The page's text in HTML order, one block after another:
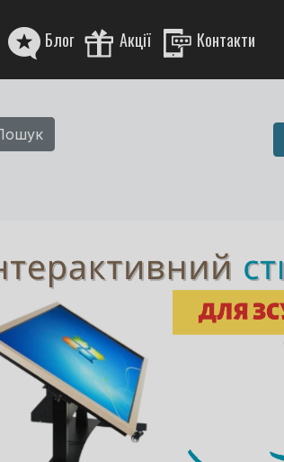
Блог Акції Контакти